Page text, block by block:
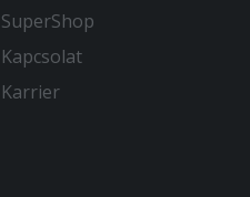
SuperShop
Kapcsolat
Karrier